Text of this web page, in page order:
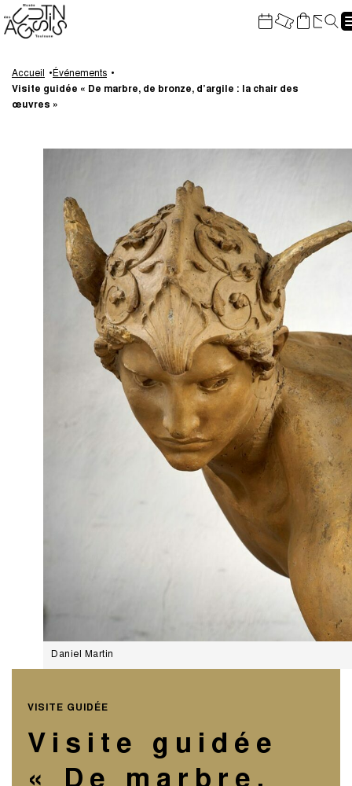
Gestion de vos préférences sur les cookies
au
contenu
la
la
Accueil
Événements
Visite guidée « De marbre, de bronze, d’argile : la chair des
œuvres »
Daniel Martin
Visite guidée
VISITE GUIDÉE